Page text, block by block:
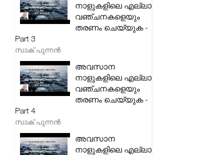
നാളുകളിലെ എല്ലാ
വഞ്ചനകളെയും
തരണം ചെയ്യുക -
Part 3
സാക് പുന്നൻ
അവസാന
നാളുകളിലെ എല്ലാ
വഞ്ചനകളെയും
തരണം ചെയ്യുക -
Part 4
സാക് പുന്നൻ
അവസാന
നാളുകളിലെ എല്ലാ